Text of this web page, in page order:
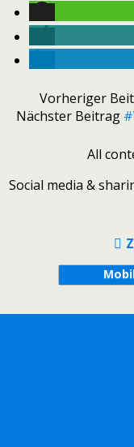
Vorheriger
Nächster Beitrag
All
Social media &